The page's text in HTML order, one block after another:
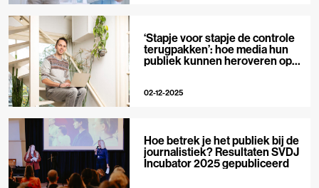
‘Stapje voor stapje de controle
terugpakken’: hoe media hun
publiek kunnen heroveren op
02-12-2025
Hoe betrek je het publiek bij de
journalistiek? Resultaten SVDJ
Incubator 2025 gepubliceerd